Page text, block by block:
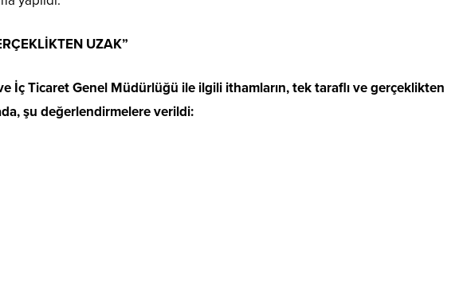
UZAK”
İç Ticaret Genel Müdürlüğü ile ilgili ithamların, tek taraflı ve gerçeklikten
şu değerlendirmelere verildi: